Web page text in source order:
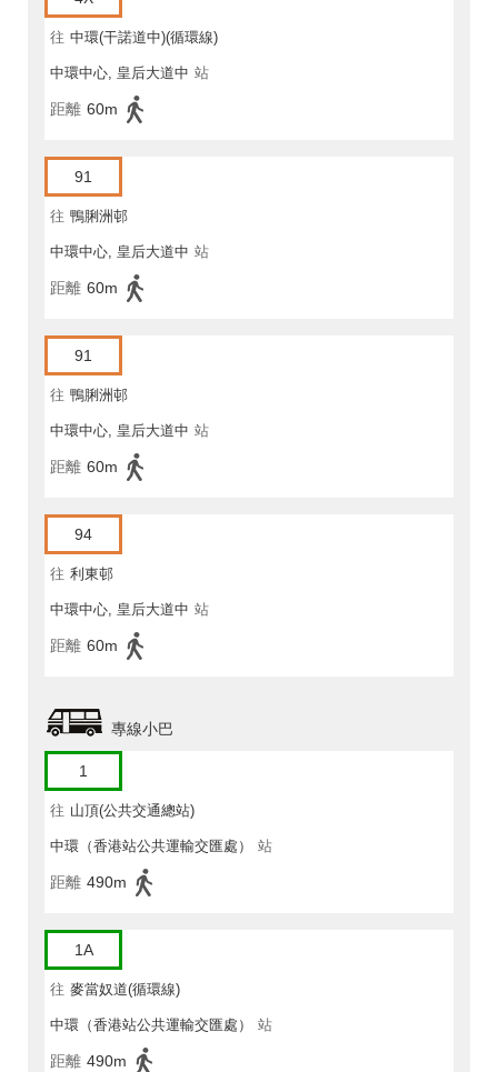
往 中環(干諾道中)(循環線)
中環中心, 皇后大道中 站
距離 60m
91
往 鴨脷洲邨
中環中心, 皇后大道中 站
距離 60m
91
往 鴨脷洲邨
中環中心, 皇后大道中 站
距離 60m
94
往 利東邨
中環中心, 皇后大道中 站
距離 60m
專線小巴
1
往 山頂(公共交通總站)
中環（香港站公共運輸交匯處） 站
距離 490m
1A
往 麥當奴道(循環線)
中環（香港站公共運輸交匯處） 站
距離 490m